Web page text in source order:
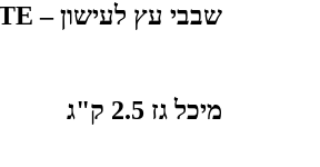
שבבי עץ לעישון – MESQUITE
מיכל גז 2.5 ק"ג